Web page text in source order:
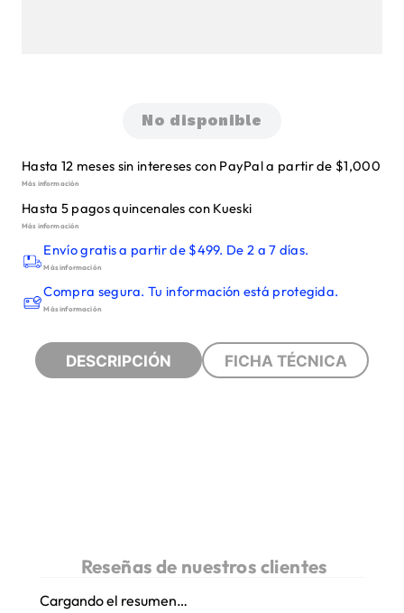
No disponible
Hasta 12 meses sin intereses con PayPal a partir de $1,000
Más información
Hasta 5 pagos quincenales con Kueski
Más información
Envío gratis a partir de $499. De 2 a 7 días.
Más información
Compra segura. Tu información está protegida.
Más información
DESCRIPCIÓN FICHA TÉCNICA
Cargando el resumen…